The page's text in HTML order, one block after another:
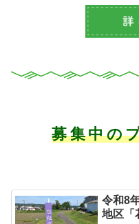
募集中の
令和8
地区「